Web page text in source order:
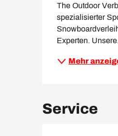
The Outdoor
spezialisierter
Experten.
Mehr
Service